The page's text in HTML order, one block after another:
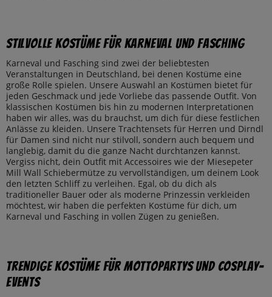
Stilvolle Kostüme für Karneval und Fasching
Karneval und Fasching sind zwei der beliebtesten
Veranstaltungen in Deutschland, bei denen Kostüme eine
große Rolle spielen. Unsere Auswahl an Kostümen bietet für
jeden Geschmack und jede Vorliebe das passende Outfit. Von
klassischen Kostümen bis hin zu modernen Interpretationen
haben wir alles, was du brauchst, um dich für diese festlichen
Anlässe zu kleiden. Unsere Trachtensets für Herren und Dirndl
für Damen sind nicht nur stilvoll, sondern auch bequem und
langlebig, damit du die ganze Nacht durchtanzen kannst.
Vergiss nicht, dein Outfit mit Accessoires wie der Miesepeter
Mill Wall Schiebermütze zu vervollständigen, um deinem Look
den letzten Schliff zu verleihen. Egal, ob du dich als
traditioneller Bauer oder als moderne Prinzessin verkleiden
möchtest, wir haben die perfekten Kostüme für dich, um
Karneval und Fasching in vollen Zügen zu genießen.
Trendige Kostüme für Mottopartys und Cosplay-
Events